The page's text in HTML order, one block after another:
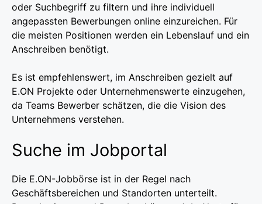
oder Suchbegriff zu filtern und ihre individuell
angepassten Bewerbungen online einzureichen. Für
die meisten Positionen werden ein Lebenslauf und ein
Anschreiben benötigt.
Es ist empfehlenswert, im Anschreiben gezielt auf
E.ON Projekte oder Unternehmenswerte einzugehen,
da Teams Bewerber schätzen, die die Vision des
Unternehmens verstehen.
Suche im Jobportal
Die E.ON-Jobbörse ist in der Regel nach
Geschäftsbereichen und Standorten unterteilt.